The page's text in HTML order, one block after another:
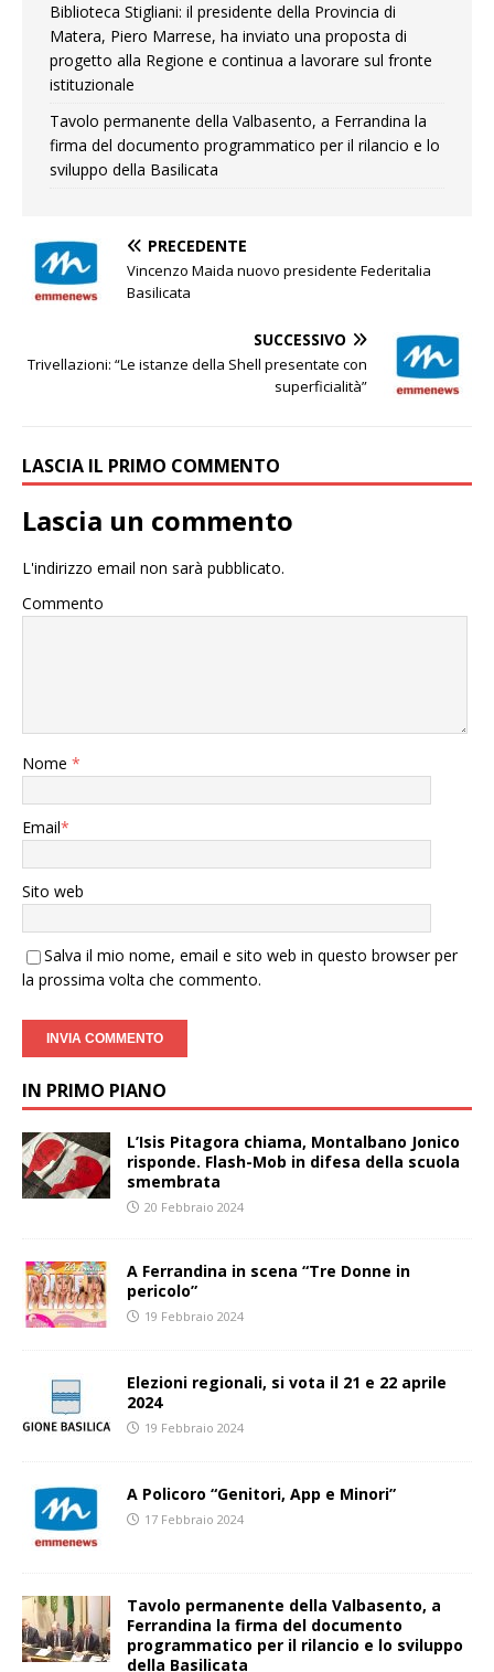
Biblioteca Stigliani: il presidente della Provincia di
Matera, Piero Marrese, ha inviato una proposta di
progetto alla Regione e continua a lavorare sul fronte
istituzionale
Tavolo permanente della Valbasento, a Ferrandina la
firma del documento programmatico per il rilancio e lo
sviluppo della Basilicata
PRECEDENTE
Vincenzo Maida nuovo presidente Federitalia
Basilicata
SUCCESSIVO
Trivellazioni: “Le istanze della Shell presentate con
superficialità”
LASCIA IL PRIMO COMMENTO
Lascia un commento
L'indirizzo email non sarà pubblicato.
Commento
Nome *
Email*
Sito web
Salva il mio nome, email e sito web in questo browser per
la prossima volta che commento.
IN PRIMO PIANO
L’Isis Pitagora chiama, Montalbano Jonico
risponde. Flash-Mob in difesa della scuola
smembrata
20 Febbraio 2024
A Ferrandina in scena “Tre Donne in
pericolo”
19 Febbraio 2024
Elezioni regionali, si vota il 21 e 22 aprile
2024
19 Febbraio 2024
A Policoro “Genitori, App e Minori”
17 Febbraio 2024
Tavolo permanente della Valbasento, a
Ferrandina la firma del documento
programmatico per il rilancio e lo sviluppo
della Basilicata